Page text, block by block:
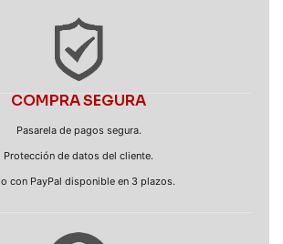
COMPRA SEGURA
Pasarela de pagos segura.
Protección de datos del cliente.
con PayPal disponible en 3 plazos.